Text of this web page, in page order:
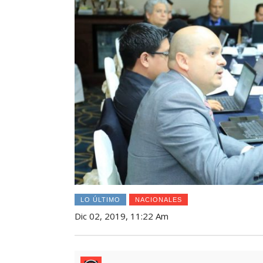
LO ÚLTIMO NACIONALES
Dic 02, 2019, 11:22 Am